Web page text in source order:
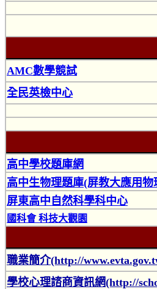
AMC數學競試
全民英檢中心
高中學校題庫網
高中生物理題庫(屏教大應用物
屏東高中自然科學科中心
國科會 科技大觀園
職業簡介(http://
學校心理諮商資訊網(http://